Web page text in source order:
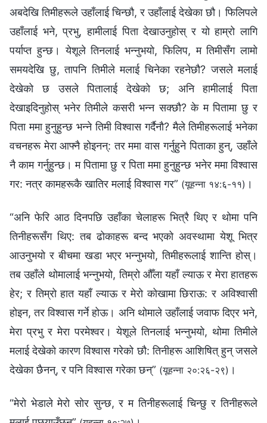
अबदेखि तिमीहरूले उहाँलाई चिन्छौ, र उहाँलाई देखेका छौ। फिलिपले
उहाँलाई भने, प्रभु, हामीलाई पिता देखाउनुहोस् र यो हाम्रो लागि
पर्याप्त हुन्छ। येशूले तिनलाई भन्‍नुभयो, फिलिप, म तिमीसँग लामो
समयदेखि छु, तापनि तिमीले मलाई चिनेका रहनेछौ? जसले मलाई
देखेको छ उसले पितालाई देखेको छ; अनि हामीलाई पिता
देखाइदिनुहोस् भनेर तिमीले कसरी भन्‍न सक्छौ? के म पितामा छु र
पिता ममा हुनुहुन्छ भन्‍ने तिमी विश्‍वास गर्दैनौ? मैले तिमीहरूलाई भनेका
वचनहरू मेरा आफ्नै होइनन्: तर ममा वास गर्नुहुने पिताका हुन्, उहाँले
नै काम गर्नुहुन्छ। म पितामा छु र पिता ममा हुनुहुन्छ भनेर ममा विश्‍वास
गर: नत्र कामहरूकै खातिर मलाई विश्‍वास गर” (यूहन्‍ना १४:६-११) ।
“अनि फेरि आठ दिनपछि उहाँका चेलाहरू भित्रै थिए र थोमा पनि
तिनीहरूसँग थिए: तब ढोकाहरू बन्द भएको अवस्थामा येशू भित्र
आउनुभयो र बीचमा खडा भएर भन्‍नुभयो, तिमीहरूलाई शान्ति होस्।
तब उहाँले थोमालाई भन्‍नुभयो, तिम्रो औँला यहाँ ल्याऊ र मेरा हातहरू
हेर; र तिम्रो हात यहाँ ल्याऊ र मेरो कोखामा छिराऊ: र अविश्‍वासी
होइन, तर विश्‍वास गर्ने होऊ। अनि थोमाले उहाँलाई जवाफ दिएर भने,
मेरा प्रभु र मेरा परमेश्‍वर। येशूले तिनलाई भन्‍नुभयो, थोमा तिमीले
मलाई देखेको कारण विश्‍वास गरेको छौ: तिनीहरू आशिषित् हुन् जसले
देखेका छैनन्, र पनि विश्‍वास गरेका छन्” (यूहन्‍ना २०:२६-२९) ।
“मेरो भेडाले मेरो सोर सुन्छ, र म तिनीहरूलाई चिन्छु र तिनीहरूले